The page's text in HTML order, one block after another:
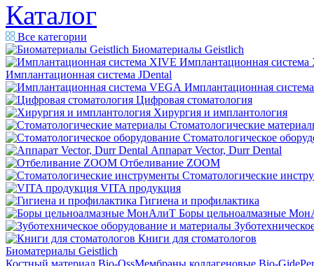
Каталог
Все категории
Биоматериалы Geistlich
Имплантационная
Имплантационная система JDental
Имплантационная
Цифровая стоматология
Хирургия и имплантология
Стоматологические
Стоматологическое
Аппарат Vector, Durr Dental
Отбеливание ZOOM
Стоматологические
VITA продукция
Гигиена и профилактика
Боры цельноалмазные
Книги для стоматологов
Биоматериалы Geistlich